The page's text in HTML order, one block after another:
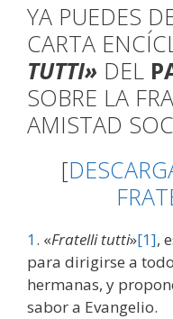
YA PUEDES
CARTA
TUTTI» DEL
SOBRE LA
AMISTAD
[
1. «Fratelli tutti»[1],
para dirigirse a
hermanas, y
sabor a Evangelio.